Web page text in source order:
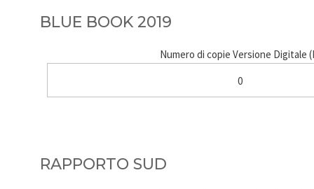
BLUE BOOK 2019
Numero di copie Versione Digitale
0
RAPPORTO SUD